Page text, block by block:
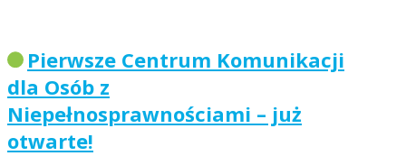
Pierwsze Centrum Komunikacji
dla Osób z
Niepełnosprawnościami – już
otwarte!